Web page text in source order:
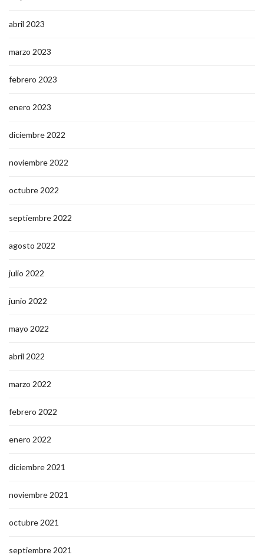
abril 2023
marzo 2023
febrero 2023
enero 2023
diciembre 2022
noviembre 2022
octubre 2022
septiembre 2022
agosto 2022
julio 2022
junio 2022
mayo 2022
abril 2022
marzo 2022
febrero 2022
enero 2022
diciembre 2021
noviembre 2021
octubre 2021
septiembre 2021